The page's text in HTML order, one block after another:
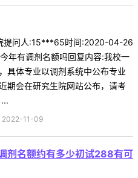
提问人:15***65时间:2020-04-26
年有调剂名额吗回复内容:我校一
具体专业以调剂系统中公布专业
期会在研究生院网站公布，请考
2022-11-09
剂名额约有多少初试288有可